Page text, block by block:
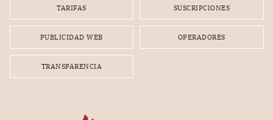
TARIFAS SUSCRIPCIONES
PUBLICIDAD WEB OPERADORES
TRANSPARENCIA